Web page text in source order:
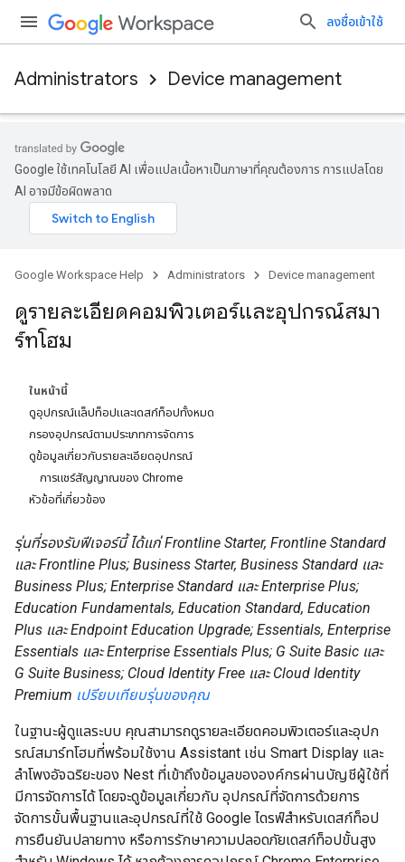
ลงชื่อเข้าใช้
Administrators Device management
Google ใช้เทคโนโลยี AI เพื่อแปลเนื้อหาเป็นภาษาที่คุณต้องการ การแปลโดย
AI อาจมีข้อผิดพลาด
Google Workspace Help Administrators Device management
ดูรายละเอียดคอมพิวเตอร์และอุปกรณ์สมา
ร์ทโฮม
ในหน้านี้
ดูอุปกรณ์แล็ปท็อปและเดสก์ท็อปทั้งหมด
กรองอุปกรณ์ตามประเภทการจัดการ
ดูข้อมูลเกี่ยวกับรายละเอียดอุปกรณ์
การแชร์สัญญาณของ Chrome
หัวข้อที่เกี่ยวข้อง
รุ่นที่รองรับฟีเจอร์นี้ ได้แก่ Frontline Starter, Frontline Standard
และ Frontline Plus; Business Starter, Business Standard และ
Business Plus; Enterprise Standard และ Enterprise Plus;
Education Fundamentals, Education Standard, Education
Plus และ Endpoint Education Upgrade; Essentials, Enterprise
Essentials และ Enterprise Essentials Plus; G Suite Basic และ
G Suite Business; Cloud Identity Free และ Cloud Identity
Premium เปรียบเทียบรุ่นของคุณ
ในฐานะผู้ดูแลระบบ คุณสามารถดูรายละเอียดคอมพิวเตอร์และอุปก
รณ์สมาร์ทโฮมที่พร้อมใช้งาน Assistant เช่น Smart Display และ
ลำโพงอัจฉริยะของ Nest ที่เข้าถึงข้อมูลขององค์กรผ่านบัญชีผู้ใช้ที่
มีการจัดการได้ โดยจะดูข้อมูลเกี่ยวกับ อุปกรณ์ที่จัดการด้วยการ
จัดการขั้นพื้นฐานและอุปกรณ์ที่ใช้ Google ไดรฟ์สำหรับเดสก์ท็อป
การยืนยันปลายทาง หรือการรักษาความปลอดภัยเดสก์ท็อปขั้นสูง